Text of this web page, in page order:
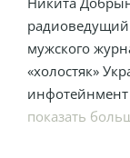
мужского
«холостяк»
«Жизнь
показать